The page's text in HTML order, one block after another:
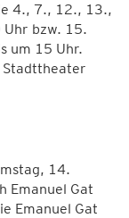
4., 7., 12., 13.,
bzw. 15.
um 15 Uhr.
Stadttheater
14.
Emanuel Gat
Emanuel Gat